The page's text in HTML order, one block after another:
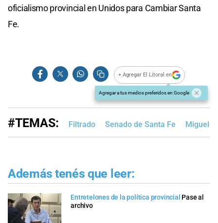
oficialismo provincial en Unidos para Cambiar Santa
Fe.
+ Agregar El Litoral en
Agregar a tus medios preferidos en Google
#TEMAS: Filtrado Senado de Santa Fe Miguel
Además tenés que leer:
Entretelones de la política provincial Pase al
archivo